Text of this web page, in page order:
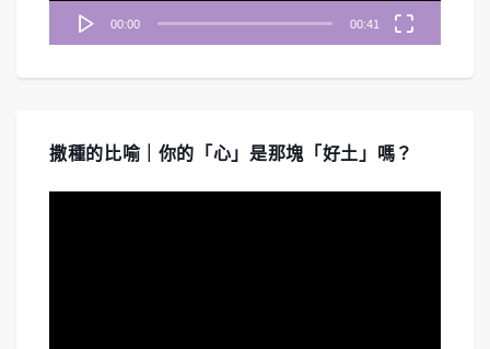
00:00 00:41
撒種的比喻｜你的「心」是那塊「好土」嗎？